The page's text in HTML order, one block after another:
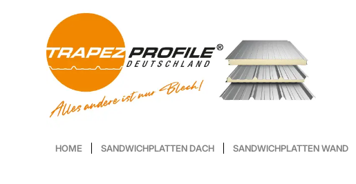
HOME SANDWICHPLATTEN DACH SANDWICHPLATTEN WAND